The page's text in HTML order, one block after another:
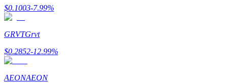
$0.1003-7.99%
GRVTGrvt
$0.2852-12.99%
AEONAEON